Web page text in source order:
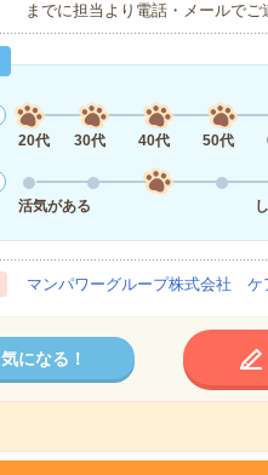
までに担当より電話・メールで
20代
30代 40代 50代
活気がある
マンパワーグループ株式会社 ケ
気になる！